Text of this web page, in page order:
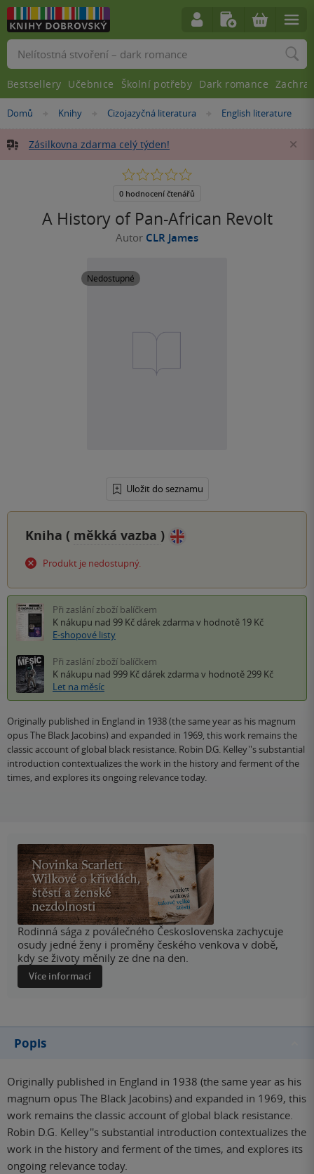
Nacházíte
zde:
Domů »
Knihy »
Cizojazyčná literatura »
English literature
Zásilkovna zdarma celý týden!
A History of Pan-African Revolt
Autor CLR James
Nedostupné
Uložit do seznamu
0.0
5
0 hodnocení čtenářů
Kniha ( měkká vazba )
Produkt je nedostupný.
Při zaslání zboží balíčkem
K nákupu nad 99 Kč dárek zdarma v hodnotě 19 Kč
E-shopové listy
Při zaslání zboží balíčkem
K nákupu nad 999 Kč dárek zdarma v hodnotě 299 Kč
Let na měsíc
Originally published in England in 1938 (the same year as his magnum
opus The Black Jacobins) and expanded in 1969, this work remains the
classic account of global black resistance. Robin D.G. Kelley''s substantial
introduction contextualizes the work in the history and ferment of the
times, and explores its ongoing relevance today.
Rodinná sága z poválečného Československa zachycuje
osudy jedné ženy i proměny českého venkova v době,
kdy se životy měnily ze dne na den.
Více informací
Popis
Originally published in England in 1938 (the same year as his
magnum opus The Black Jacobins) and expanded in 1969, this
work remains the classic account of global black resistance.
Robin D.G. Kelley''s substantial introduction contextualizes the
work in the history and ferment of the times, and explores its
ongoing relevance today.
Vyhledávání
Bestsellery Učebnice Školní potřeby Dark romance